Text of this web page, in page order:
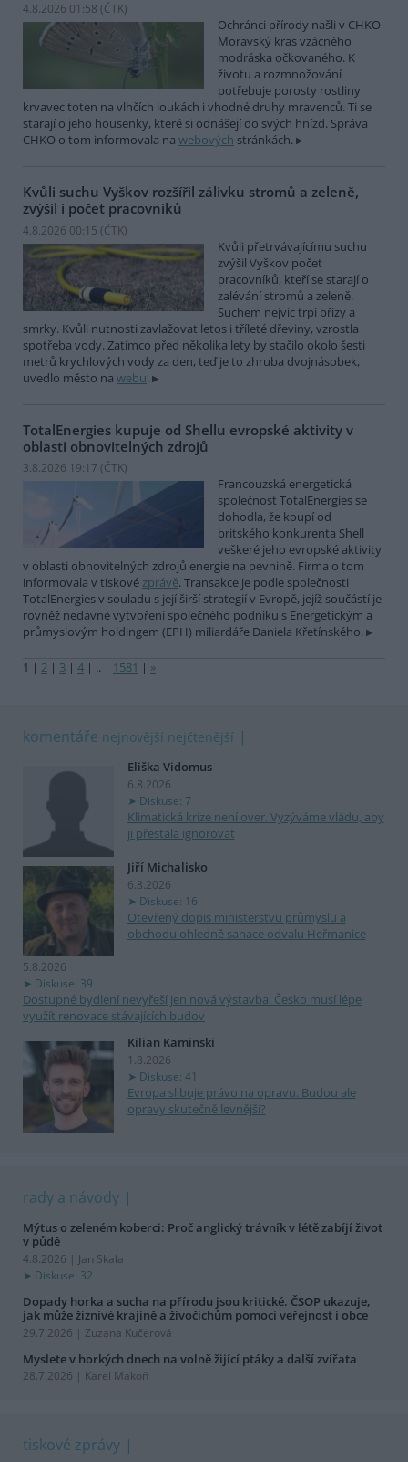
4.8.2026 01:58 (ČTK)
Ochránci přírody našli v CHKO
Moravský kras vzácného
modráska očkovaného. K
životu a rozmnožování
potřebuje porosty rostliny
krvavec toten na vlhčích loukách i vhodné druhy mravenců. Ti se
starají o jeho housenky, které si odnášejí do svých hnízd. Správa
CHKO o tom informovala na webových stránkách.
Kvůli suchu Vyškov rozšířil zálivku stromů a zeleně,
zvýšil i počet pracovníků
4.8.2026 00:15 (ČTK)
Kvůli přetrvávajícímu suchu
zvýšil Vyškov počet
pracovníků, kteří se starají o
zalévání stromů a zeleně.
Suchem nejvíc trpí břízy a
smrky. Kvůli nutnosti zavlažovat letos i tříleté dřeviny, vzrostla
spotřeba vody. Zatímco před několika lety by stačilo okolo šesti
metrů krychlových vody za den, teď je to zhruba dvojnásobek,
uvedlo město na webu.
TotalEnergies kupuje od Shellu evropské aktivity v
oblasti obnovitelných zdrojů
3.8.2026 19:17 (ČTK)
Francouzská energetická
společnost TotalEnergies se
dohodla, že koupí od
britského konkurenta Shell
veškeré jeho evropské aktivity
v oblasti obnovitelných zdrojů energie na pevnině. Firma o tom
informovala v tiskovézprávě. Transakce je podle společnosti
TotalEnergies v souladu s její širší strategií v Evropě, jejíž součástí je
rovněž nedávné vytvoření společného podniku s Energetickým a
průmyslovým holdingem (EPH) miliardáře Daniela Křetínského.
1 | 2 | 3 | 4 | .. | 1581 | »
komentáře nejnovější nejčtenější
Eliška Vidomus
6.8.2026
Diskuse: 7
Klimatická krize není over. Vyzýváme vládu, aby
ji přestala ignorovat
Jiří Michalisko
6.8.2026
Diskuse: 16
Otevřený dopis ministerstvu průmyslu a
obchodu ohledně sanace odvalu Heřmanice
5.8.2026
Diskuse: 39
Dostupné bydlení nevyřeší jen nová výstavba. Česko musí lépe
využít renovace stávajících budov
Kilian Kaminski
1.8.2026
Diskuse: 41
Evropa slibuje právo na opravu. Budou ale
opravy skutečně levnější?
rady a návody
Mýtus o zeleném koberci: Proč anglický trávník v létě zabíjí život
v půdě
4.8.2026 | Jan Skala
Diskuse: 32
Dopady horka a sucha na přírodu jsou kritické. ČSOP ukazuje,
jak může žíznivé krajině a živočichům pomoci veřejnost i obce
29.7.2026 | Zuzana Kučerová
Myslete v horkých dnech na volně žijící ptáky a další zvířata
28.7.2026 | Karel Makoň
tiskové zprávy